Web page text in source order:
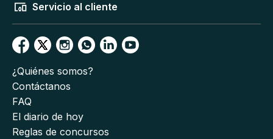
Servicio al cliente
¿Quiénes somos?
Contáctanos
FAQ
El diario de hoy
Reglas de concursos